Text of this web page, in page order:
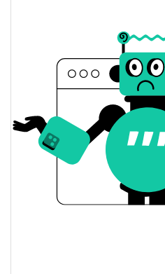
Abertura / Fecho de
A mudança de ontem
Volume de ontem
Histórico do preço do IdOS